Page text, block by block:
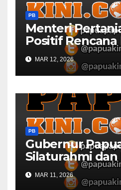
PB
Menteri
Positif
Sawah dan
Barat
MAR 12, 2026
PB
Gubernur
Silaturahmi
Bersama DPR RI
Mendagri di
MAR 11, 2026